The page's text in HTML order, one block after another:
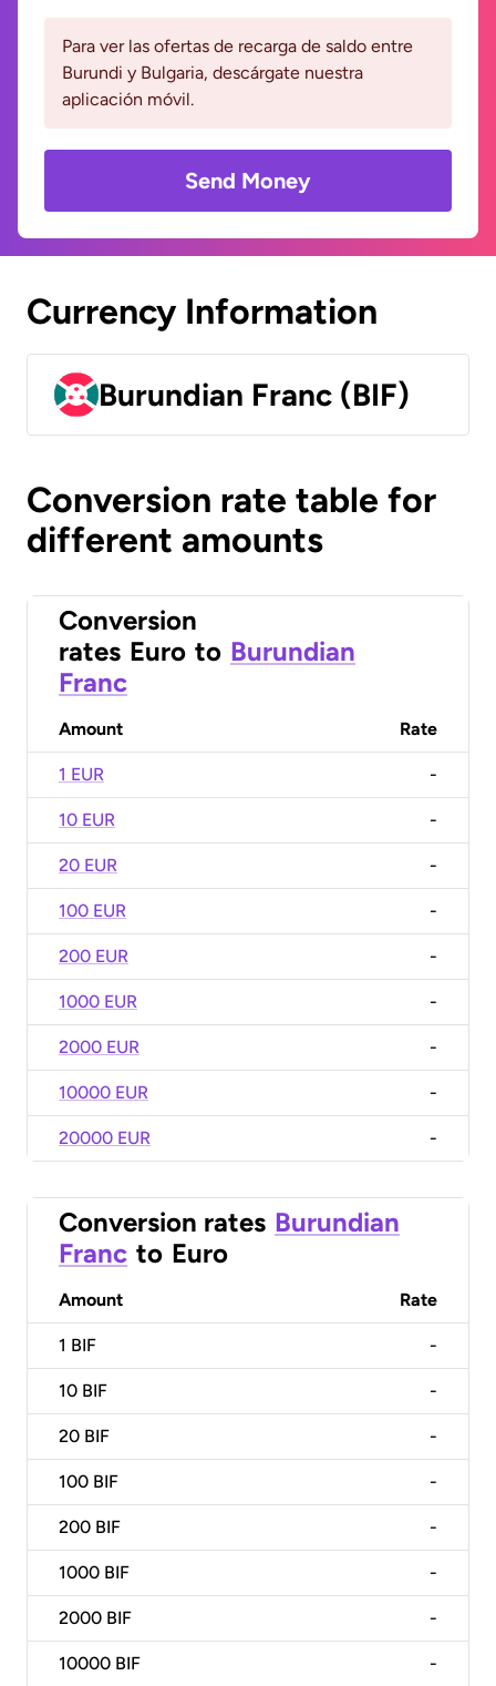
Para ver las ofertas de recarga de saldo entre
Burundi y Bulgaria, descárgate nuestra
aplicación móvil.
Send Money
Currency Information
Burundian Franc (BIF)
Conversion rate table for
different amounts
Conversion
rates Euro to Burundian
Franc
Amount Rate
1 EUR -
10 EUR -
20 EUR -
100 EUR -
200 EUR -
1000 EUR -
2000 EUR -
10000 EUR -
20000 EUR -
Conversion rates Burundian
Franc to Euro
Amount Rate
1 BIF -
10 BIF -
20 BIF -
100 BIF -
200 BIF -
1000 BIF -
2000 BIF -
10000 BIF -